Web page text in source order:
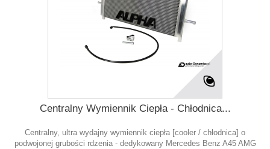
Centralny Wymiennik Ciepła - Chłodnica...
Centralny, ultra wydajny wymiennik ciepła [cooler / chłodnica] o
podwojonej grubości rdzenia - dedykowany Mercedes Benz A45 AMG